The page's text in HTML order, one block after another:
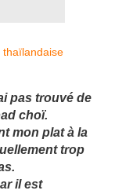
pas trouvé de
choï.
mon plat à la
trop
il est